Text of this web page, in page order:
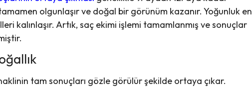
olgunlaşır ve doğal bir görünüm kazanır. Yoğunluk en
kalınlaşır. Artık, saç ekimi işlemi tamamlanmış ve sonuçlar
tam sonuçları gözle görülür şekilde ortaya çıkar.